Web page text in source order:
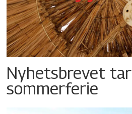
Nyhetsbrevet tar
sommerferie